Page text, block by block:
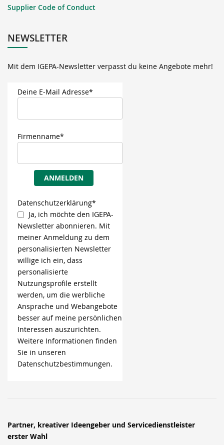
Supplier Code of Conduct
NEWSLETTER
Mit dem IGEPA-Newsletter verpasst du keine Angebote mehr!
Deine E-Mail Adresse*
Firmenname*
ANMELDEN
Datenschutzerklärung*
Ja, ich möchte den IGEPA-
Newsletter abonnieren. Mit
meiner Anmeldung zu dem
personalisierten Newsletter
willige ich ein, dass
personalisierte
Nutzungsprofile erstellt
werden, um die werbliche
Ansprache und Webangebote
besser auf meine persönlichen
Interessen auszurichten.
Weitere Informationen finden
Sie in unseren
Datenschutzbestimmungen.
Partner, kreativer Ideengeber und Servicedienstleister
erster Wahl